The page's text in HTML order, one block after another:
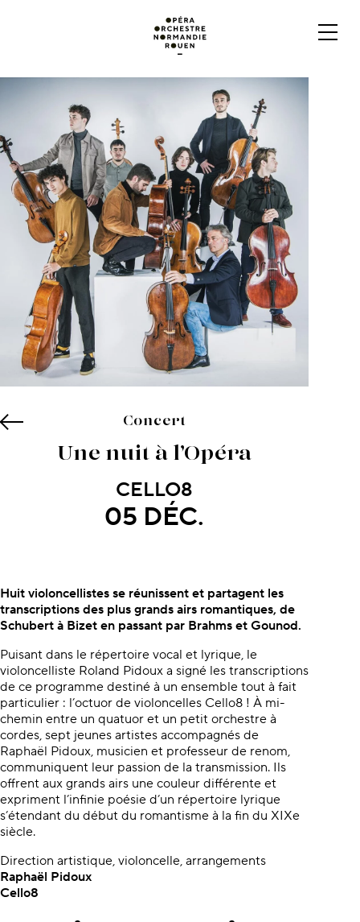
Concert
Une nuit à l’Opéra
CELLO8
05 DÉC.
À propos du concert
Huit violoncellistes se réunissent et partagent les
transcriptions des plus grands airs romantiques, de
Schubert à Bizet en passant par Brahms et Gounod.
Puisant dans le répertoire vocal et lyrique, le
violoncelliste Roland Pidoux a signé les transcriptions
de ce programme destiné à un ensemble tout à fait
particulier : l’octuor de violoncelles Cello8 ! À mi-
chemin entre un quatuor et un petit orchestre à
cordes, sept jeunes artistes accompagnés de
Raphaël Pidoux, musicien et professeur de renom,
communiquent leur passion de la transmission. Ils
offrent aux grands airs une couleur différente et
expriment l’infinie poésie d’un répertoire lyrique
s’étendant du début du romantisme à la fin du XIXe
siècle.
Direction artistique, violoncelle, arrangements
Raphaël Pidoux
Cello8